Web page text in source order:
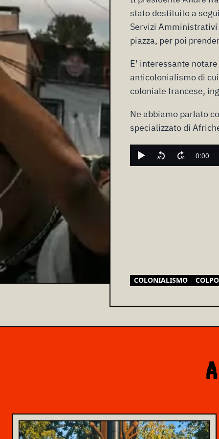
stato destituito a
Servizi Amministrativi
piazza, per poi
E’ interessante
anticolonialismo di
coloniale francese,
Ne abbiamo parlato
specializzato di
COLONIALISMO